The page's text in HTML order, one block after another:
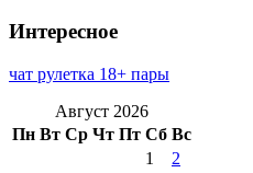
Интересное
чат рулетка 18+ пары
Август 2026
Пн Вт Ср Чт Пт Сб Вс
1
2